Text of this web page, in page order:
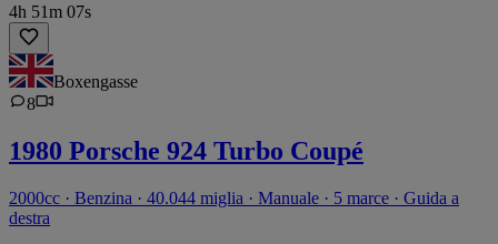
4h 51m 07s
Boxengasse
8
1980 Porsche 924 Turbo Coupé
2000cc · Benzina · 40.044 miglia · Manuale · 5 marce · Guida a
destra